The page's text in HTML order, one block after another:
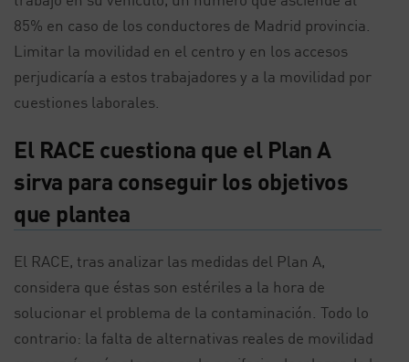
85% en caso de los conductores de Madrid provincia.
Limitar la movilidad en el centro y en los accesos
perjudicaría a estos trabajadores y a la movilidad por
cuestiones laborales.
El RACE cuestiona que el Plan A
sirva para conseguir los objetivos
que plantea
El RACE, tras analizar las medidas del Plan A,
considera que éstas son estériles a la hora de
solucionar el problema de la contaminación. Todo lo
contrario: la falta de alternativas reales de movilidad